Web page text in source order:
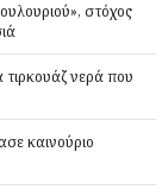
στόχος
νερά που
καινούριο